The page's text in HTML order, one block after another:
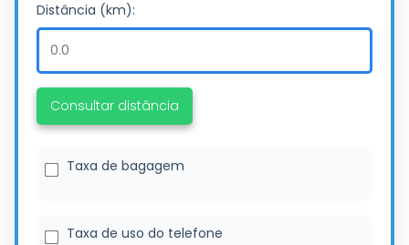
Distância (km):
Consultar distância
Taxa de bagagem
Taxa de uso do telefone